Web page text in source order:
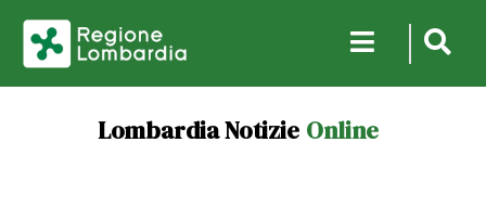
Lombardia Notizie Online